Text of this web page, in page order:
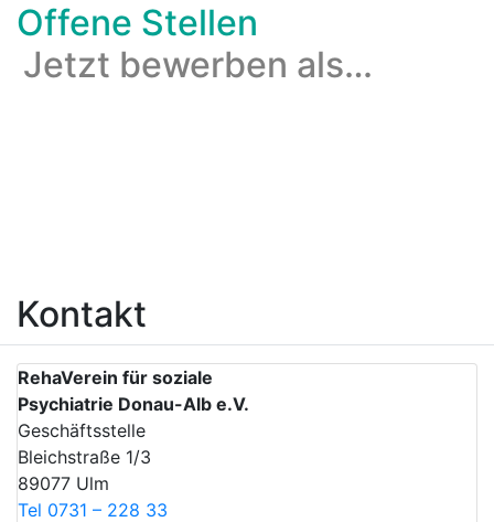
Offene Stellen
Jetzt bewerben als…
Kontakt
RehaVerein für soziale
Psychiatrie Donau-Alb e.V.
Geschäftsstelle
Bleichstraße 1/3
89077 Ulm
Tel 0731 – 228 33